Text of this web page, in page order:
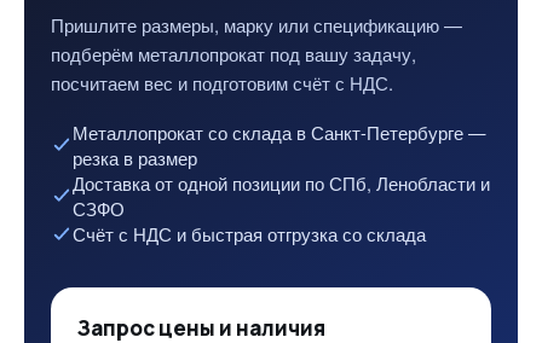
Пришлите размеры, марку или спецификацию —
подберём металлопрокат под вашу задачу,
посчитаем вес и подготовим счёт с НДС.
Металлопрокат со склада в Санкт-Петербурге —
резка в размер
Доставка от одной позиции по СПб, Ленобласти и
СЗФО
Счёт с НДС и быстрая отгрузка со склада
Запрос цены и наличия